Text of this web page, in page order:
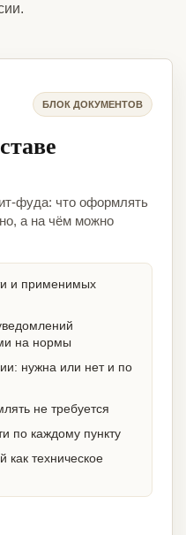
БЛОК ДОКУМЕНТОВ
фуда: что оформлять
а на чём можно
и применимых
на нормы
нужна или нет и по
не требуется
по каждому пункту
как техническое